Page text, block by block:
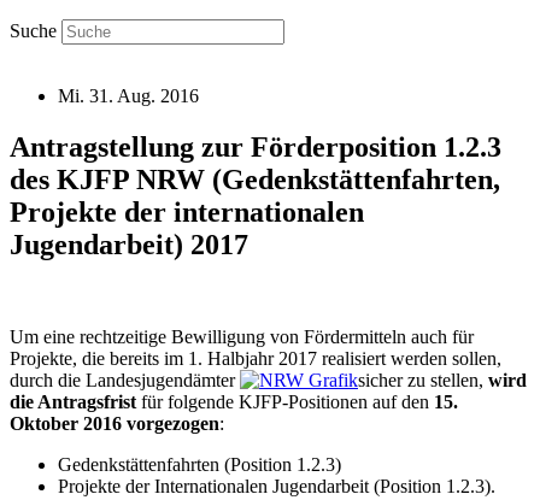
Suche
Mi. 31. Aug. 2016
Antragstellung zur Förderposition 1.2.3
des KJFP NRW (Gedenkstättenfahrten,
Projekte der internationalen
Jugendarbeit) 2017
Um eine rechtzeitige Bewilligung von Fördermitteln auch für
Projekte, die bereits im 1. Halbjahr 2017 realisiert werden sollen,
durch die Landesjugendämter
sicher zu stellen, wird
die Antragsfrist für folgende KJFP-Positionen auf den 15.
Oktober 2016 vorgezogen:
Gedenkstättenfahrten (Position 1.2.3)
Projekte der Internationalen Jugendarbeit (Position 1.2.3).